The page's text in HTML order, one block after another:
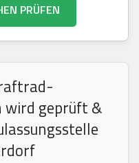
PRÜFEN
wird geprüft &